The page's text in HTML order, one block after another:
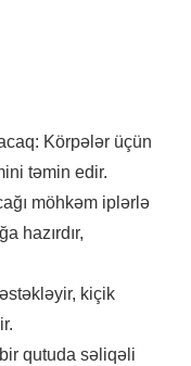
Körpələr üçün
təmin edir.
möhkəm iplərlə
hazırdır,
kiçik
qutuda səliqəli